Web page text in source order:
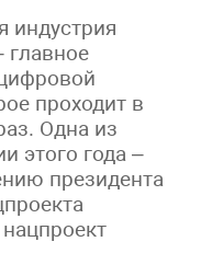
индустрия
проходит в
Одна из
этого года –
президента